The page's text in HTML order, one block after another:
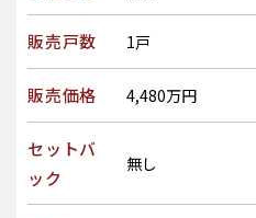
販売戸数 1戸
販売価格 4,480万円
セットバ
ック
無し